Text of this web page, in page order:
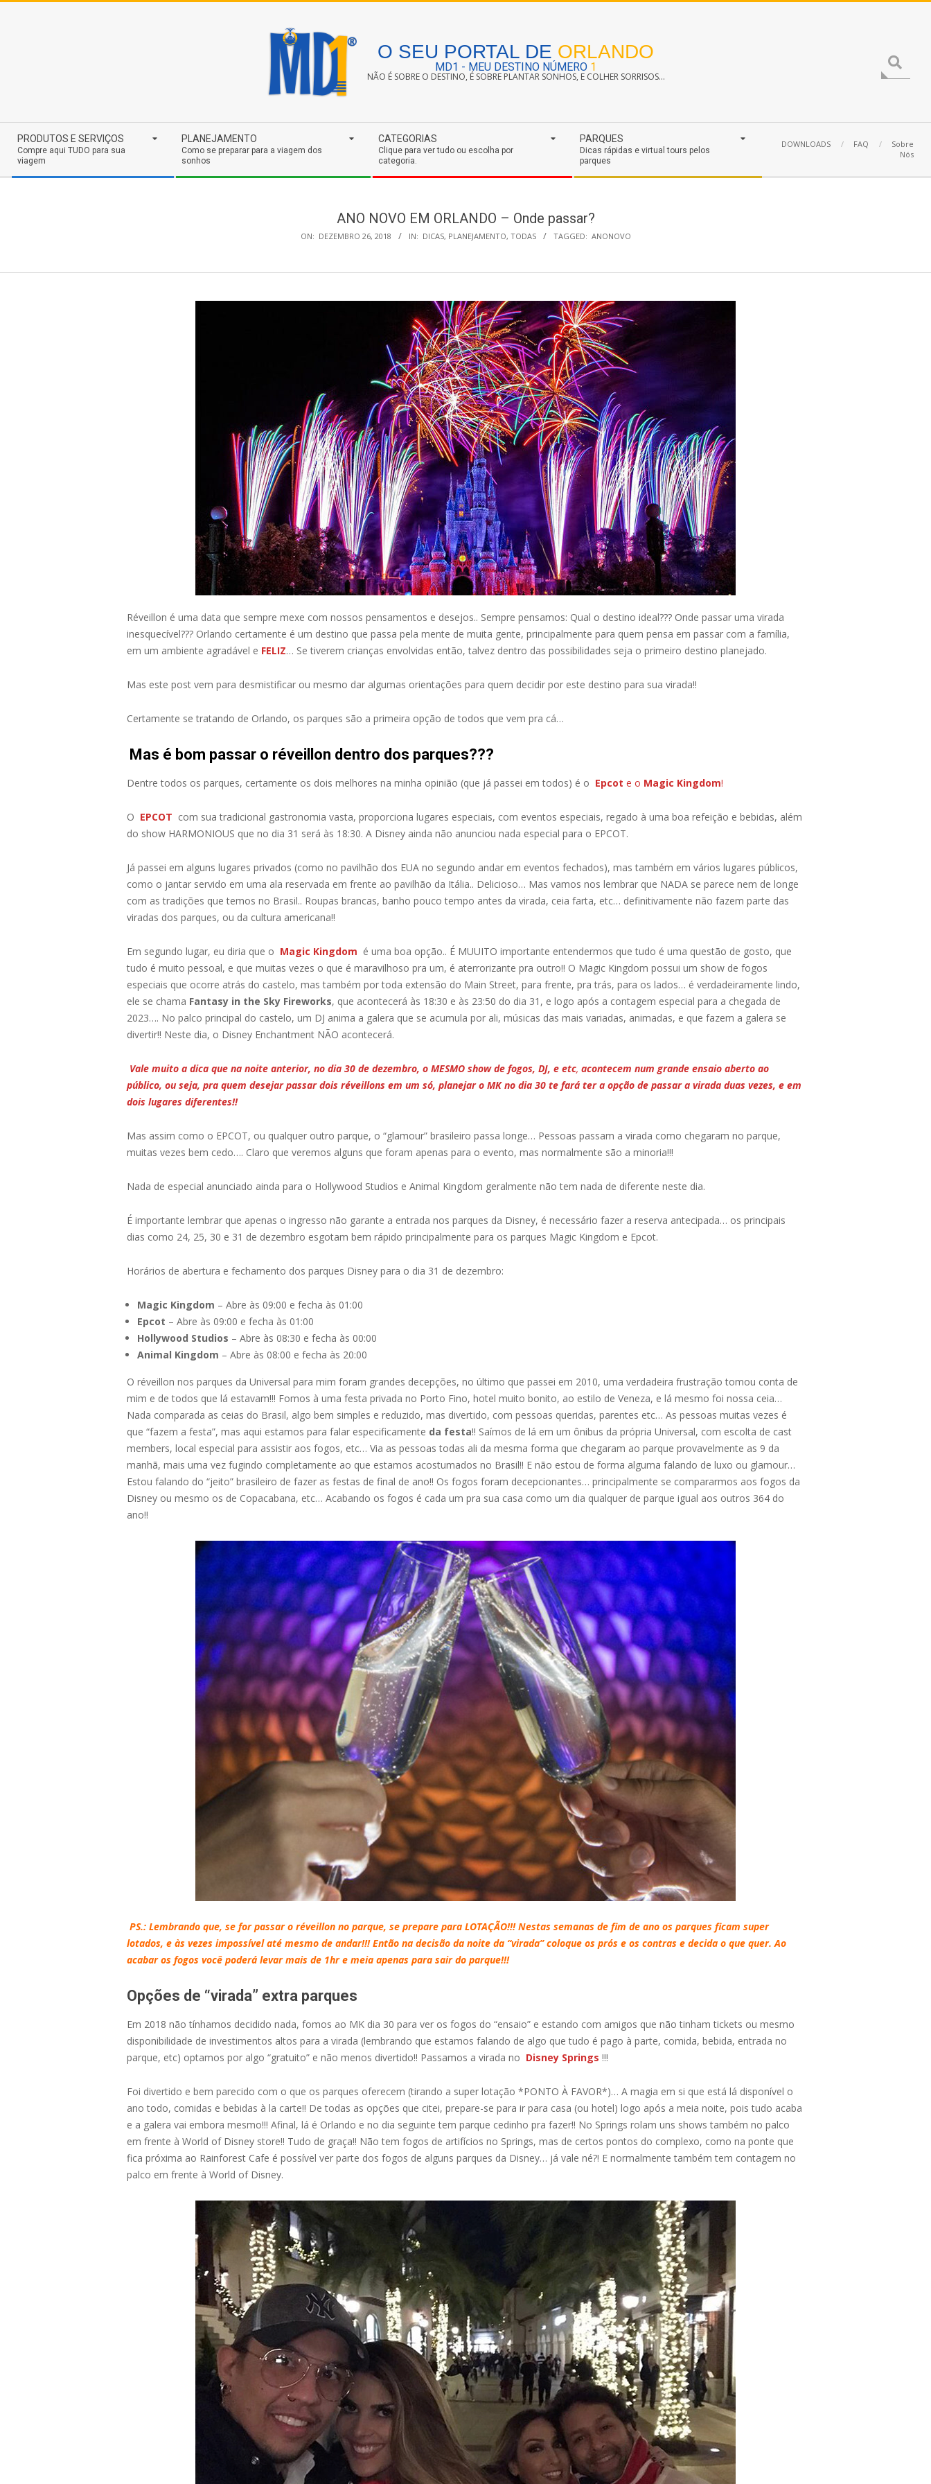
O SEU PORTAL DE ORLANDO
MD1 - MEU DESTINO NÚMERO 1
NÃO É SOBRE O DESTINO, É SOBRE PLANTAR SONHOS, E COLHER SORRISOS...
Navigation
Menu
PRODUTOS E SERVIÇOS
Compre aqui TUDO para sua
viagem
PLANEJAMENTO
Como se preparar para a viagem dos
sonhos
CATEGORIAS
Clique para ver tudo ou escolha por
categoria.
PARQUES
Dicas rápidas e virtual tours pelos
parques
DOWNLOADS FAQ
Sobre
Nós
ANO NOVO EM ORLANDO – Onde passar?
ON: DEZEMBRO 26, 2018 IN: DICAS, PLANEJAMENTO, TODAS TAGGED: ANONOVO
Réveillon é uma data que sempre mexe com nossos pensamentos e desejos.. Sempre pensamos: Qual o destino ideal??? Onde passar uma virada
inesquecível??? Orlando certamente é um destino que passa pela mente de muita gente, principalmente para quem pensa em passar com a família,
em um ambiente agradável e FELIZ… Se tiverem crianças envolvidas então, talvez dentro das possibilidades seja o primeiro destino planejado.
Mas este post vem para desmistificar ou mesmo dar algumas orientações para quem decidir por este destino para sua virada!!
Certamente se tratando de Orlando, os parques são a primeira opção de todos que vem pra cá…
Mas é bom passar o réveillon dentro dos parques???
Dentre todos os parques, certamente os dois melhores na minha opinião (que já passei em todos) é o Epcot e o Magic Kingdom!
O EPCOT com sua tradicional gastronomia vasta, proporciona lugares especiais, com eventos especiais, regado à uma boa refeição e bebidas, além
do show HARMONIOUS que no dia 31 será às 18:30. A Disney ainda não anunciou nada especial para o EPCOT.
Já passei em alguns lugares privados (como no pavilhão dos EUA no segundo andar em eventos fechados), mas também em vários lugares públicos,
como o jantar servido em uma ala reservada em frente ao pavilhão da Itália.. Delicioso… Mas vamos nos lembrar que NADA se parece nem de longe
com as tradições que temos no Brasil.. Roupas brancas, banho pouco tempo antes da virada, ceia farta, etc… definitivamente não fazem parte das
viradas dos parques, ou da cultura americana!!
Em segundo lugar, eu diria que o Magic Kingdom é uma boa opção.. É MUUITO importante entendermos que tudo é uma questão de gosto, que
tudo é muito pessoal, e que muitas vezes o que é maravilhoso pra um, é aterrorizante pra outro!! O Magic Kingdom possui um show de fogos
especiais que ocorre atrás do castelo, mas também por toda extensão do Main Street, para frente, pra trás, para os lados… é verdadeiramente lindo,
ele se chama Fantasy in the Sky Fireworks, que acontecerá às 18:30 e às 23:50 do dia 31, e logo após a contagem especial para a chegada de
2023…. No palco principal do castelo, um DJ anima a galera que se acumula por ali, músicas das mais variadas, animadas, e que fazem a galera se
divertir!! Neste dia, o Disney Enchantment NÃO acontecerá.
Vale muito a dica que na noite anterior, no dia 30 de dezembro, o MESMO show de fogos, DJ, e etc, acontecem num grande ensaio aberto ao
público, ou seja, pra quem desejar passar dois réveillons em um só, planejar o MK no dia 30 te fará ter a opção de passar a virada duas vezes, e em
dois lugares diferentes!!
Mas assim como o EPCOT, ou qualquer outro parque, o “glamour” brasileiro passa longe… Pessoas passam a virada como chegaram no parque,
muitas vezes bem cedo…. Claro que veremos alguns que foram apenas para o evento, mas normalmente são a minoria!!!
Nada de especial anunciado ainda para o Hollywood Studios e Animal Kingdom geralmente não tem nada de diferente neste dia.
É importante lembrar que apenas o ingresso não garante a entrada nos parques da Disney, é necessário fazer a reserva antecipada… os principais
dias como 24, 25, 30 e 31 de dezembro esgotam bem rápido principalmente para os parques Magic Kingdom e Epcot.
Horários de abertura e fechamento dos parques Disney para o dia 31 de dezembro:
Magic Kingdom – Abre às 09:00 e fecha às 01:00
Epcot – Abre às 09:00 e fecha às 01:00
Hollywood Studios – Abre às 08:30 e fecha às 00:00
Animal Kingdom – Abre às 08:00 e fecha às 20:00
O réveillon nos parques da Universal para mim foram grandes decepções, no último que passei em 2010, uma verdadeira frustração tomou conta de
mim e de todos que lá estavam!!! Fomos à uma festa privada no Porto Fino, hotel muito bonito, ao estilo de Veneza, e lá mesmo foi nossa ceia…
Nada comparada as ceias do Brasil, algo bem simples e reduzido, mas divertido, com pessoas queridas, parentes etc… As pessoas muitas vezes é
que “fazem a festa”, mas aqui estamos para falar especificamente da festa!! Saímos de lá em um ônibus da própria Universal, com escolta de cast
members, local especial para assistir aos fogos, etc… Via as pessoas todas ali da mesma forma que chegaram ao parque provavelmente as 9 da
manhã, mais uma vez fugindo completamente ao que estamos acostumados no Brasil!! E não estou de forma alguma falando de luxo ou glamour…
Estou falando do “jeito” brasileiro de fazer as festas de final de ano!! Os fogos foram decepcionantes… principalmente se compararmos aos fogos da
Disney ou mesmo os de Copacabana, etc… Acabando os fogos é cada um pra sua casa como um dia qualquer de parque igual aos outros 364 do
ano!!
PS.: Lembrando que, se for passar o réveillon no parque, se prepare para LOTAÇÃO!!! Nestas semanas de fim de ano os parques ficam super
lotados, e às vezes impossível até mesmo de andar!!! Então na decisão da noite da “virada” coloque os prós e os contras e decida o que quer. Ao
acabar os fogos você poderá levar mais de 1hr e meia apenas para sair do parque!!!
Opções de “virada” extra parques
Em 2018 não tínhamos decidido nada, fomos ao MK dia 30 para ver os fogos do “ensaio” e estando com amigos que não tinham tickets ou mesmo
disponibilidade de investimentos altos para a virada (lembrando que estamos falando de algo que tudo é pago à parte, comida, bebida, entrada no
parque, etc) optamos por algo “gratuito” e não menos divertido!! Passamos a virada no Disney Springs !!!
Foi divertido e bem parecido com o que os parques oferecem (tirando a super lotação *PONTO À FAVOR*)… A magia em si que está lá disponível o
ano todo, comidas e bebidas à la carte!! De todas as opções que citei, prepare-se para ir para casa (ou hotel) logo após a meia noite, pois tudo acaba
e a galera vai embora mesmo!!! Afinal, lá é Orlando e no dia seguinte tem parque cedinho pra fazer!! No Springs rolam uns shows também no palco
em frente à World of Disney store!! Tudo de graça!! Não tem fogos de artifícios no Springs, mas de certos pontos do complexo, como na ponte que
fica próxima ao Rainforest Cafe é possível ver parte dos fogos de alguns parques da Disney… já vale né?! E normalmente também tem contagem no
palco em frente à World of Disney.